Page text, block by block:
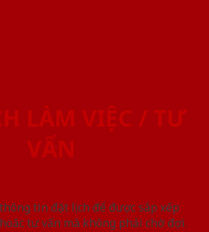
LÀM VIỆC / TƯ
VẤN
tin đặt lịch để được sắp xếp
tư vấn mà không phải chờ đợi.